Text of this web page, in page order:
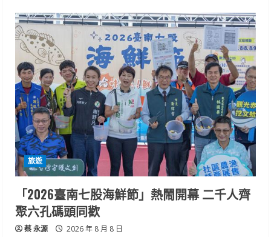
旅遊
「2026臺南七股海鮮節」熱鬧開幕 二千人齊
聚六孔碼頭同歡
蔡 永源 2026 年 8 月 8 日